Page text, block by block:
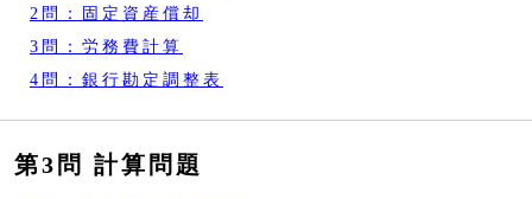
2問：固定資産償却
3問：労務費計算
4問：銀行勘定調整表
第3問 計算問題